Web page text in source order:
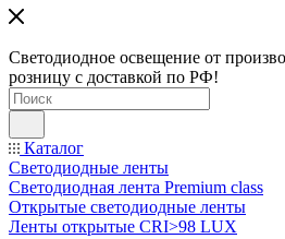
Светодиодное освещение от
розницу с доставкой по РФ!
Каталог
Светодиодные ленты
Светодиодная лента Premium class
Открытые светодиодные ленты
Ленты открытые CRI>98 LUX